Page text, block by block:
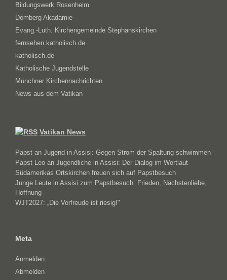
Bildungswerk Rosenheim
Domberg Akadamie
Evang.-Luth. Kirchengemeinde Stephanskirchen
fernsehen.katholisch.de
katholisch.de
Katholische Jugendstelle
Münchner Kirchennachrichten
News aus dem Vatikan
Vatikan News
Papst an Jugend in Assisi: Gegen Strom der Spaltung schwimmen
Papst Leo an Jugendliche in Assisi: Der Dialog im Wortlaut
Südamerikas Ortskirchen freuen sich auf Papstbesuch
Junge Leute in Assisi zum Papstbesuch: Frieden, Nächstenliebe,
Hoffnung
WJT2027: „Die Vorfreude ist riesig!"
Meta
Anmelden
Abmelden